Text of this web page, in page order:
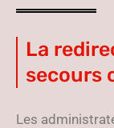
La
secours
Les